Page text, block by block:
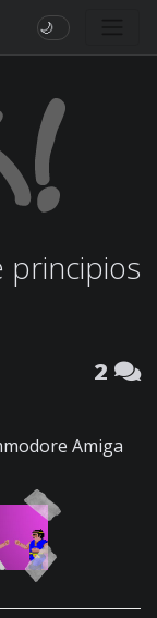
🌙
principios
2
Amiga